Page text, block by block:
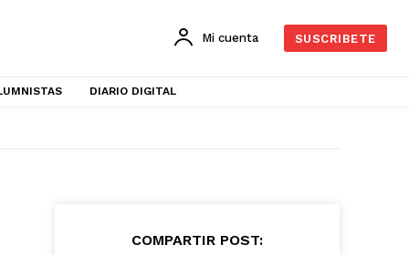
Mi cuenta SUSCRIBETE
DIARIO DIGITAL
COMPARTIR POST: